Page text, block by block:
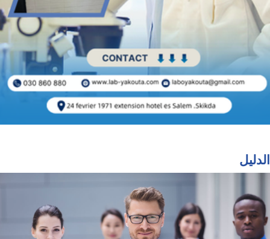
الدليل